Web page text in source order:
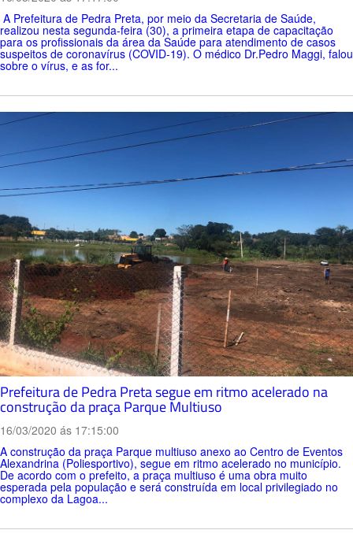
A Prefeitura de Pedra Preta, por meio da Secretaria de Saúde,
realizou nesta segunda-feira (30), a primeira etapa de capacitação
para os profissionais da área da Saúde para atendimento de casos
suspeitos de coronavírus (COVID-19). O médico Dr.Pedro Maggi, falou
sobre o vírus, e as for...
Prefeitura de Pedra Preta segue em ritmo acelerado na
construção da praça Parque Multiuso
16/03/2020 ás 17:15:00
A construção da praça Parque multiuso anexo ao Centro de Eventos
Alexandrina (Poliesportivo), segue em ritmo acelerado no município.
De acordo com o prefeito, a praça multiuso é uma obra muito
esperada pela população e será construída em local privilegiado no
complexo da Lagoa...